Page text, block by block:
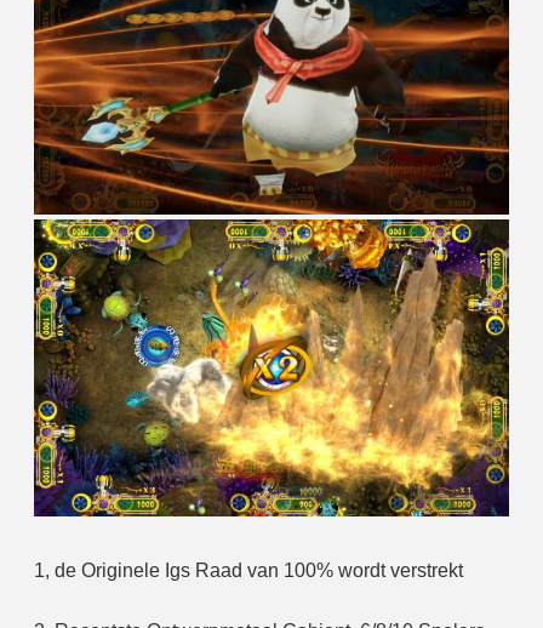
1, de Originele Igs Raad van 100% wordt verstrekt